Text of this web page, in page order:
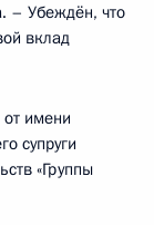
– Убеждён, что
вклад
имени
супруги
«Группы